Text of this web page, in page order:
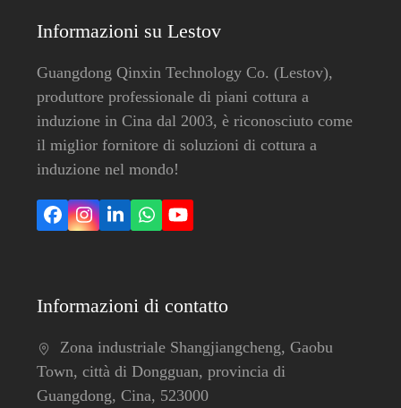
Informazioni su Lestov
Guangdong Qinxin Technology Co. (Lestov),
produttore professionale di piani cottura a
induzione in Cina dal 2003, è riconosciuto come
il miglior fornitore di soluzioni di cottura a
induzione nel mondo!
Facebook
Instagram
LinkedIn
Whatsapp
YouTube
Informazioni di contatto
Zona industriale Shangjiangcheng, Gaobu
Town, città di Dongguan, provincia di
Guangdong, Cina, 523000